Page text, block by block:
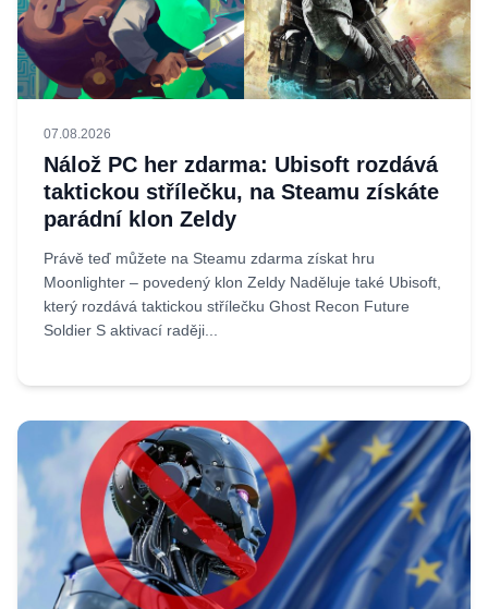
07.08.2026
Nálož PC her zdarma: Ubisoft rozdává
taktickou střílečku, na Steamu získáte
parádní klon Zeldy
Právě teď můžete na Steamu zdarma získat hru
Moonlighter – povedený klon Zeldy Naděluje také Ubisoft,
který rozdává taktickou střílečku Ghost Recon Future
Soldier S aktivací raději...